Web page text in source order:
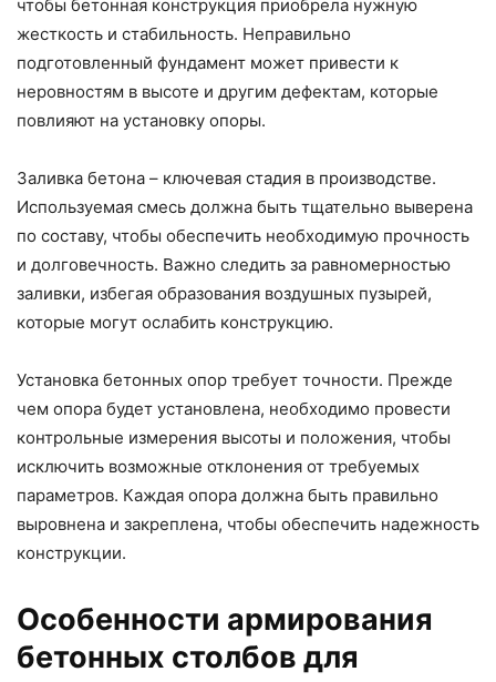
чтобы бетонная конструкция приобрела нужную
жесткость и стабильность. Неправильно
подготовленный фундамент может привести к
неровностям в высоте и другим дефектам, которые
повлияют на установку опоры.
Заливка бетона – ключевая стадия в производстве.
Используемая смесь должна быть тщательно выверена
по составу, чтобы обеспечить необходимую прочность
и долговечность. Важно следить за равномерностью
заливки, избегая образования воздушных пузырей,
которые могут ослабить конструкцию.
Установка бетонных опор требует точности. Прежде
чем опора будет установлена, необходимо провести
контрольные измерения высоты и положения, чтобы
исключить возможные отклонения от требуемых
параметров. Каждая опора должна быть правильно
выровнена и закреплена, чтобы обеспечить надежность
конструкции.
Особенности армирования
бетонных столбов для